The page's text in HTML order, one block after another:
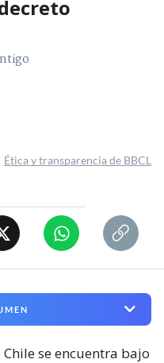
Ética y transparencia de BBCL
se encuentra bajo